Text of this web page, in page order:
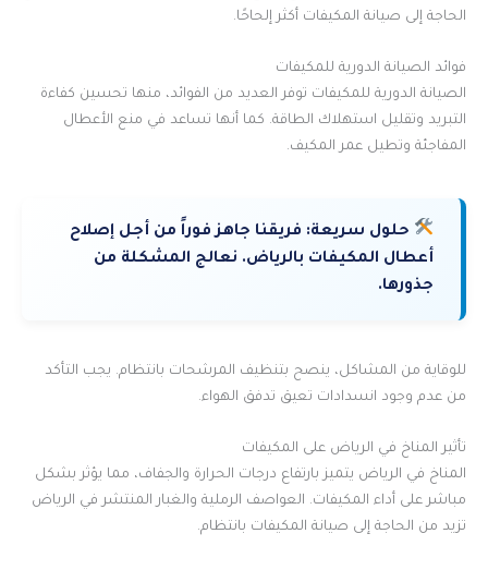
الحاجة إلى صيانة المكيفات أكثر إلحاحًا.
فوائد الصيانة الدورية للمكيفات
الصيانة الدورية للمكيفات توفر العديد من الفوائد، منها تحسين كفاءة
التبريد وتقليل استهلاك الطاقة. كما أنها تساعد في منع الأعطال
المفاجئة وتطيل عمر المكيف.
حلول سريعة: فريقنا جاهز فوراً من أجل إصلاح
أعطال المكيفات بالرياض. نعالج المشكلة من
جذورها.
للوقاية من المشاكل، ينصح بتنظيف المرشحات بانتظام. يجب التأكد
من عدم وجود انسدادات تعيق تدفق الهواء.
تأثير المناخ في الرياض على المكيفات
المناخ في الرياض يتميز بارتفاع درجات الحرارة والجفاف، مما يؤثر بشكل
مباشر على أداء المكيفات. العواصف الرملية والغبار المنتشر في الرياض
تزيد من الحاجة إلى صيانة المكيفات بانتظام.